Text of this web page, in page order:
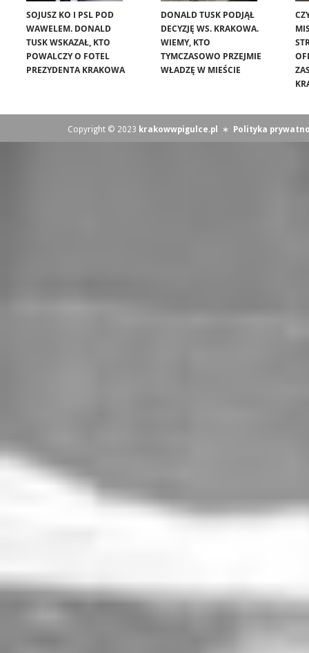
SOJUSZ KO I PSL POD
WAWELEM. DONALD
TUSK WSKAZAŁ, KTO
POWALCZY O FOTEL
PREZYDENTA KRAKOWA
DONALD TUSK PODJĄŁ
DECYZJĘ WS. KRAKOWA.
WIEMY, KTO
TYMCZASOWO PRZEJMIE
WŁADZĘ W MIEŚCIE
Copyright © 2023 krakowwpigulce.pl ∗ Polityka